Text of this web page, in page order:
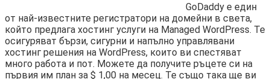
GoDaddy е един
от най-известните регистратори на домейни в света,
който предлага хостинг услуги на Managed WordPress. Те
осигуряват бързи, сигурни и напълно управлявани
хостинг решения на WordPress, които ви спестяват
много работа и пот. Можете да получите ръцете си на
първия им план за $ 1,00 на месец. Те също така ще ви